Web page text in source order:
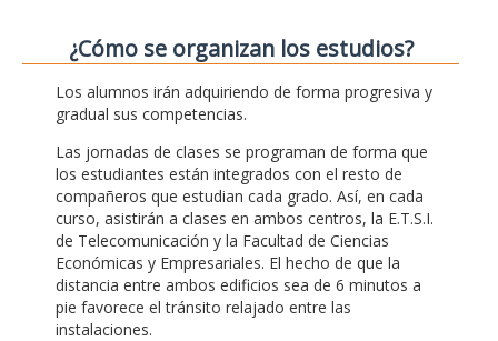
¿Cómo se organizan los estudios?
Los alumnos irán adquiriendo de forma progresiva y
gradual sus competencias.
Las jornadas de clases se programan de forma que
los estudiantes están integrados con el resto de
compañeros que estudian cada grado. Así, en cada
curso, asistirán a clases en ambos centros, la E.T.S.I.
de Telecomunicación y la Facultad de Ciencias
Económicas y Empresariales. El hecho de que la
distancia entre ambos edificios sea de 6 minutos a
pie favorece el tránsito relajado entre las
instalaciones.